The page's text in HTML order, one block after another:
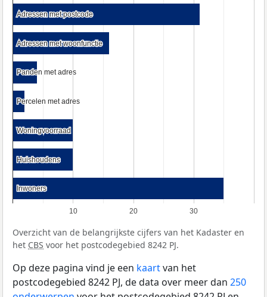
10 20 30
Adressen met postcode
Adressen met postcode
Adressen met woonfunctie
Adressen met woonfunctie
Panden met adres
Panden met adres
Percelen met adres
Percelen met adres
Woningvoorraad
Woningvoorraad
Huishoudens
Huishoudens
Inwoners
Inwoners
Overzicht van de belangrijkste cijfers van het Kadaster en
het CBS voor het postcodegebied 8242 PJ.
Op deze pagina vind je een kaartvan het
postcodegebied 8242 PJ, de data over meer dan 250